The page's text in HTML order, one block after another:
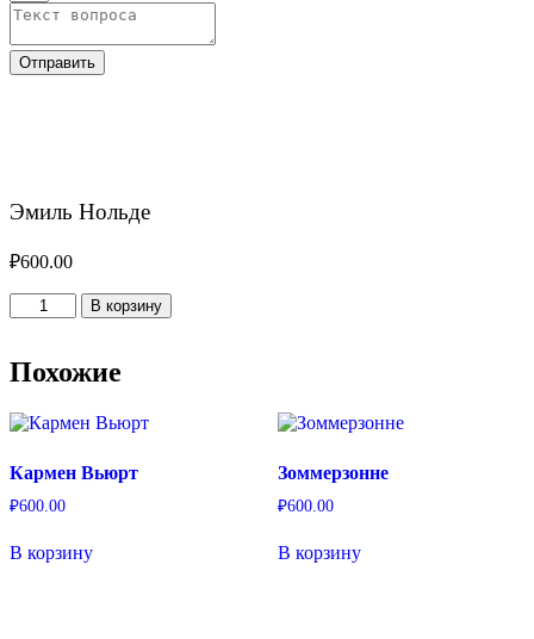
Отправить
Эмиль Нольде
₽600.00
Количество
товара
Нольде
В корзину
Похожие
Кармен Вьюрт
₽600.00
В корзину
Зоммерзонне
₽600.00
В корзину